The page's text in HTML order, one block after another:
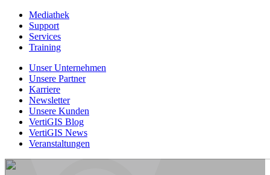
Mediathek
Support
Services
Training
Unser Unternehmen
Unsere Partner
Karriere
Newsletter
Unsere Kunden
VertiGIS Blog
VertiGIS News
Veranstaltungen